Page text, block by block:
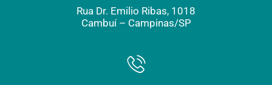
Rua Dr. Emilio Ribas, 1018
Cambuí – Campinas/SP